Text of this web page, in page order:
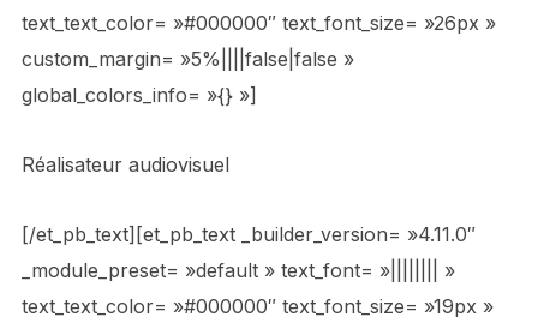
text_text_color= »#000000″ text_font_size= »26px »
custom_margin= »5%||||false|false »
global_colors_info= »{} »]
Réalisateur audiovisuel
[/et_pb_text][et_pb_text _builder_version= »4.11.0″
_module_preset= »default » text_font= »|||||||| »
text_text_color= »#000000″ text_font_size= »19px »